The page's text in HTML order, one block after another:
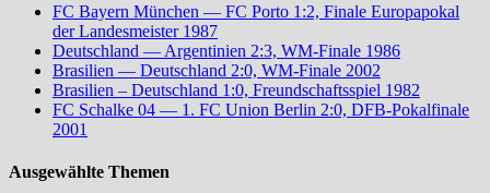
FC Bayern München — FC Porto 1:2, Finale Europapokal
der Landesmeister 1987
Deutschland — Argentinien 2:3, WM-Finale 1986
Brasilien — Deutschland 2:0, WM-Finale 2002
Brasilien – Deutschland 1:0, Freundschaftsspiel 1982
FC Schalke 04 — 1. FC Union Berlin 2:0, DFB-Pokalfinale
2001
Ausgewählte Themen